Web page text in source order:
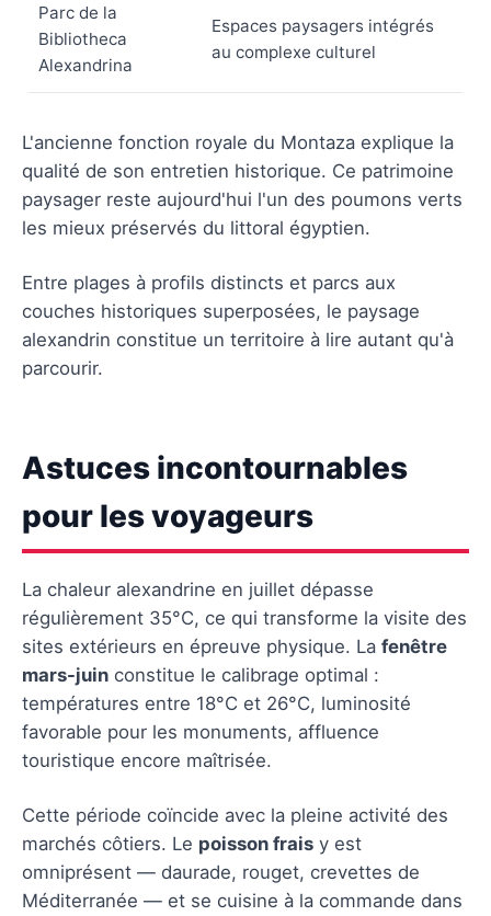
Parc de la
Bibliotheca
Alexandrina
Espaces paysagers intégrés
au complexe culturel
L'ancienne fonction royale du Montaza explique la
qualité de son entretien historique. Ce patrimoine
paysager reste aujourd'hui l'un des poumons verts
les mieux préservés du littoral égyptien.
Entre plages à profils distincts et parcs aux
couches historiques superposées, le paysage
alexandrin constitue un territoire à lire autant qu'à
parcourir.
Astuces incontournables
pour les voyageurs
La chaleur alexandrine en juillet dépasse
régulièrement 35°C, ce qui transforme la visite des
sites extérieurs en épreuve physique. La fenêtre
mars-juin constitue le calibrage optimal :
températures entre 18°C et 26°C, luminosité
favorable pour les monuments, affluence
touristique encore maîtrisée.
Cette période coïncide avec la pleine activité des
marchés côtiers. Le poisson frais y est
omniprésent — daurade, rouget, crevettes de
Méditerranée — et se cuisine à la commande dans